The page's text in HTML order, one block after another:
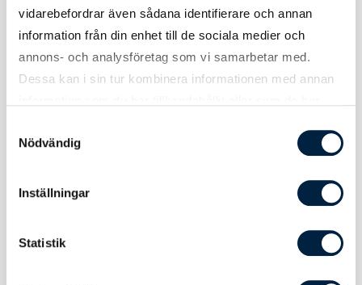
vidarebefordrar även sådana identifierare och annan
information från din enhet till de sociala medier och
annons- och analysföretag som vi samarbetar med.
Dessa kan i sin tur kombinera informationen med annan
Nödvändig
Inställningar
Statistik
Batterikapacitet
Certifikat / Garantier